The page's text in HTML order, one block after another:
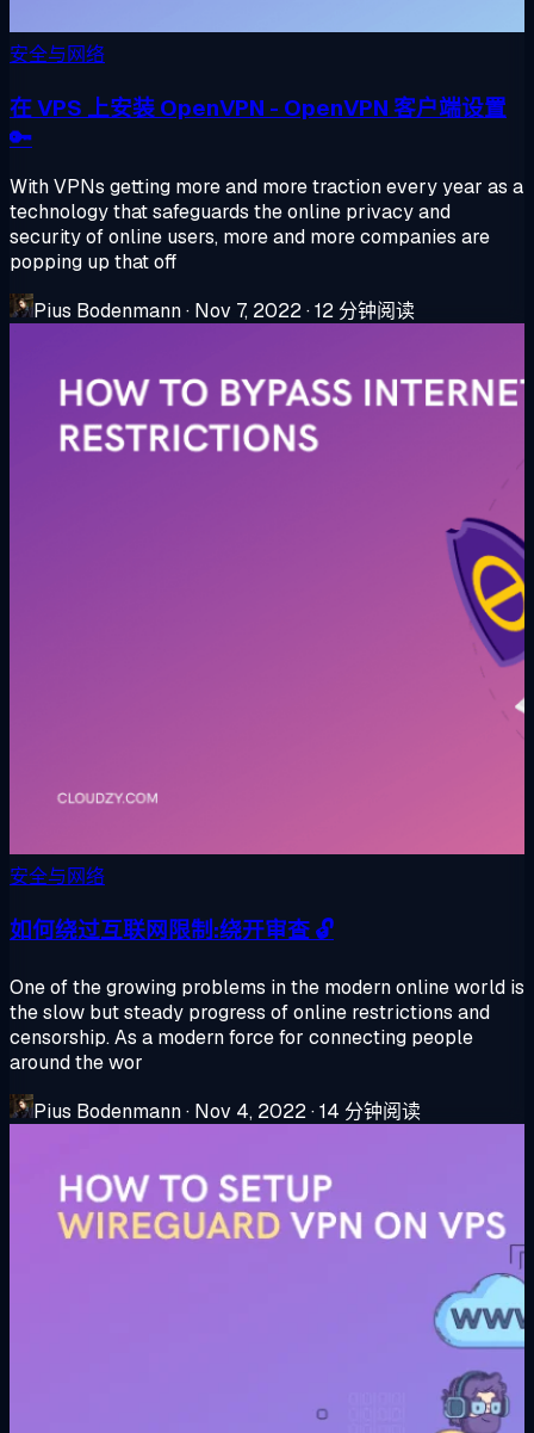
安全与网络
在 VPS 上安装 OpenVPN - OpenVPN 客户端设置
🔑
With VPNs getting more and more traction every year as a
technology that safeguards the online privacy and
security of online users, more and more companies are
popping up that off
Pius Bodenmann· Nov 7, 2022·12 分钟阅读
安全与网络
如何绕过互联网限制:绕开审查 🔓
One of the growing problems in the modern online world is
the slow but steady progress of online restrictions and
censorship. As a modern force for connecting people
around the wor
Pius Bodenmann· Nov 4, 2022·14 分钟阅读